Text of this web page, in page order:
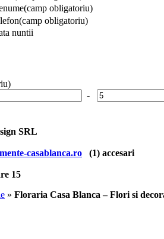
obligatoriu)
obligatoriu)
nuntii
-
SRL
casablanca.ro (1) accesari
15
» Floraria Casa Blanca – Flori si